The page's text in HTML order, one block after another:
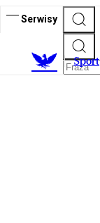
Serwisy
Sport